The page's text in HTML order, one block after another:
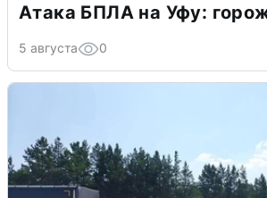
Атака БПЛА на Уфу:
5 августа 0